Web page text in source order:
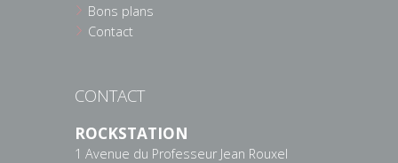
Bons plans
Contact
CONTACT
ROCKSTATION
1 Avenue du Professeur Jean Rouxel